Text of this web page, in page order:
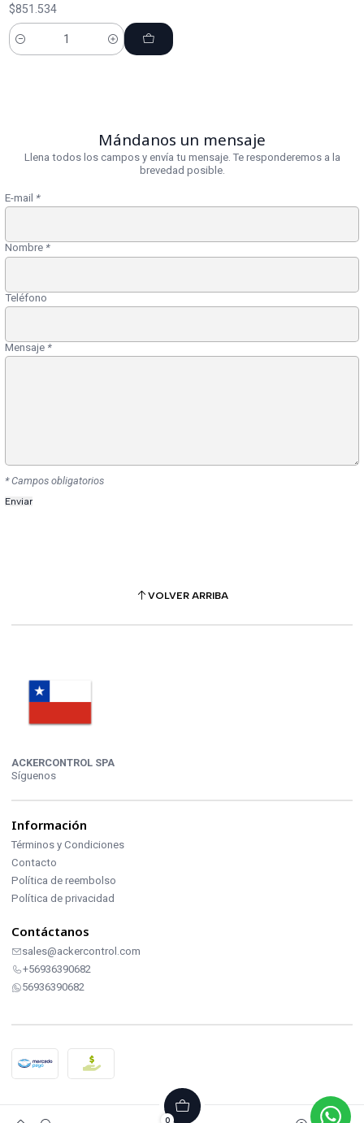
0
$851.534
Cantidad
Mándanos un mensaje
Llena todos los campos y envía tu mensaje. Te responderemos a la
brevedad posible.
E-mail *
Nombre *
Teléfono
Mensaje *
* Campos obligatorios
VOLVER ARRIBA
ACKERCONTROL SPA
Síguenos
Información
Términos y Condiciones
Contacto
Política de reembolso
Política de privacidad
Contáctanos
sales@ackercontrol.com
+56936390682
56936390682
2026 ACKERCONTROL INDUSTRIAL.